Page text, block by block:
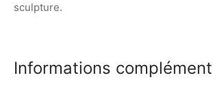
sculpture.
Informations